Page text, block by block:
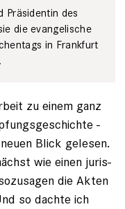
Präsidentin des
die evangelische
in Frankfurt
zu einem ganz
Blick gelesen.
wie einen juris­
die Akten
so dachte ich